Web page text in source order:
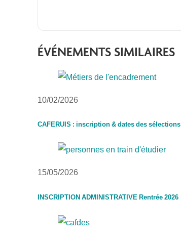
ÉVÉNEMENTS SIMILAIRES
10/02/2026
CAFERUIS : inscription & dates des sélections
15/05/2026
INSCRIPTION ADMINISTRATIVE Rentrée 2026